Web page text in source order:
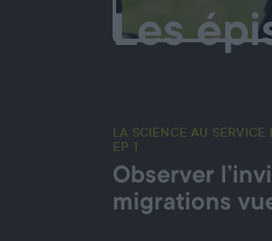
Les
LA SCIENCE AU SERVICE
EP 1
Observer
migrations